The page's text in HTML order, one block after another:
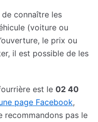
connaître les
(voiture ou
le prix ou
il est possible de les
est le 02 40
page Facebook,
recommandons pas le